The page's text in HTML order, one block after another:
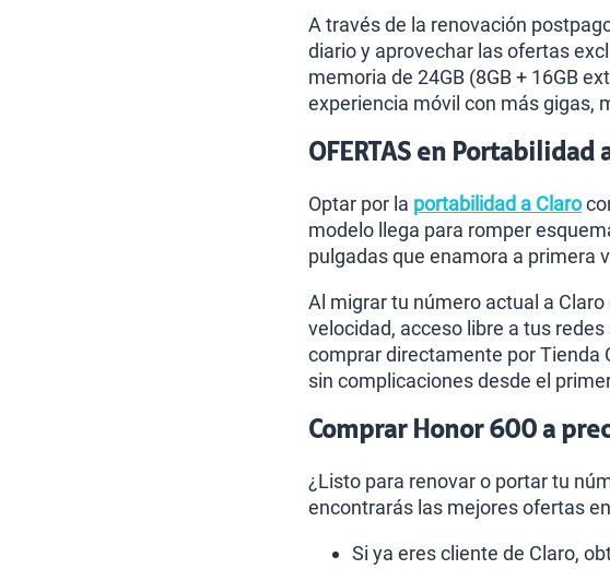
A través de la renovación
diario y aprovechar las ofertas
memoria de 24GB (8GB + 16GB
experiencia móvil con más gigas,
OFERTAS en
Optar por la portabilidad a Claro
modelo llega para romper
pulgadas que enamora a primera
Al migrar tu número actual a
velocidad, acceso libre a tus
comprar directamente por Tienda
sin complicaciones desde el
Comprar Honor 600 a
¿Listo para renovar o portar tu
encontrarás las mejores ofertas
Si ya eres cliente de Claro,